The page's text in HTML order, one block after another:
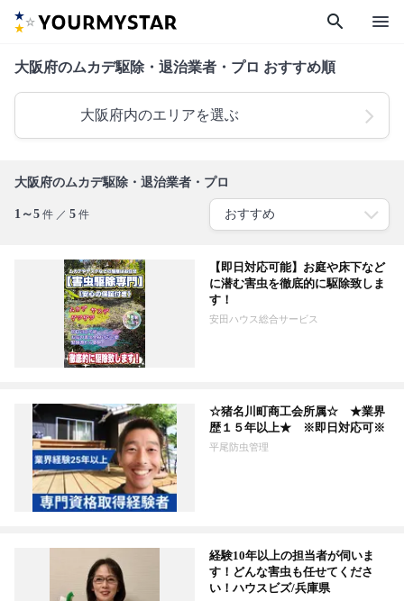
search menu
大阪府のムカデ駆除・退治業者・プロ おすすめ順
大阪府内のエリアを選ぶ
大阪府のムカデ駆除・退治業者・プロ
1～5 件 ／ 5 件
【即日対応可能】お庭や床下など
に潜む害虫を徹底的に駆除致しま
す！
安田ハウス総合サービス
☆猪名川町商工会所属☆ ★業界
歴１５年以上★ ※即日対応可※
平尾防虫管理
経験10年以上の担当者が伺いま
す！どんな害虫も任せてくださ
い！ハウスビズ/兵庫県